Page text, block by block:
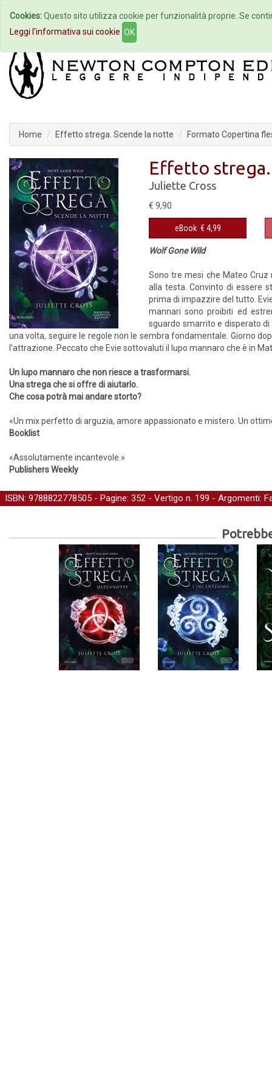
Home Autori Eventi
Home Effetto strega. Scende la notte Formato Copertina
Effetto
Juliette Cross
€ 9,90
eBook € 4,99
Wolf Gone Wild
Sono tre mesi che Mateo
alla testa. Convinto di essere
prima di impazzire del tutto.
mannari sono proibiti ed
sguardo smarrito e disperato
una volta, seguire le regole non le sembra fondamentale. Giorno
l’attrazione. Peccato che Evie sottovaluti il lupo mannaro che è in
Un lupo mannaro che non riesce a trasformarsi.
Una strega che si offre di aiutarlo.
Che cosa potrà mai andare storto?
«Un mix perfetto di arguzia, amore appassionato e mistero. Un
Booklist
«Assolutamente incantevole.»
Publishers Weekly
ISBN: 9788822778505 - Pagine: 352 - Vertigo n. 199 - Argomenti:
Cookies:Questo sito utilizza cookie per funzionalità proprie. Se
Leggi l'informativa sui cookie OK